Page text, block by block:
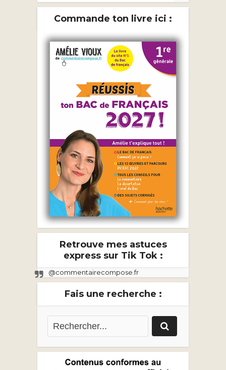
Commande ton livre ici :
Retrouve mes astuces
express sur Tik Tok :
@commentairecompose.fr
Fais une recherche :